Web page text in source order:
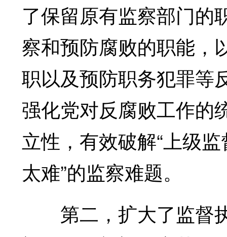
了保留原有监察部门的
察和预防腐败的职能，
职以及预防职务犯罪等
强化党对反腐败工作的
立性，有效破解“上级
太难”的监察难题。
第二，扩大了监督